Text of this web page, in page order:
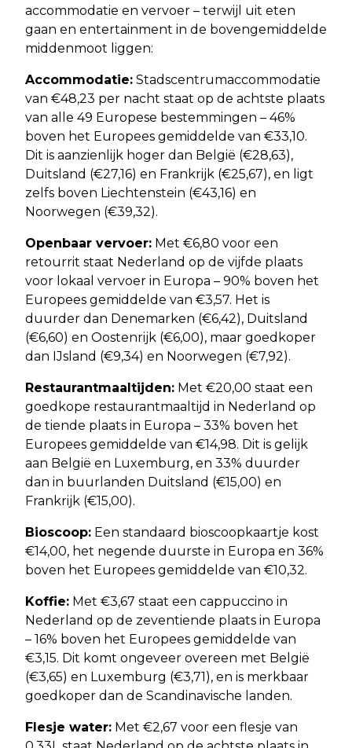
accommodatie en vervoer – terwijl uit eten
gaan en entertainment in de bovengemiddelde
middenmoot liggen:
Accommodatie: Stadscentrumaccommodatie
van €48,23 per nacht staat op de achtste plaats
van alle 49 Europese bestemmingen – 46%
boven het Europees gemiddelde van €33,10.
Dit is aanzienlijk hoger dan België (€28,63),
Duitsland (€27,16) en Frankrijk (€25,67), en ligt
zelfs boven Liechtenstein (€43,16) en
Noorwegen (€39,32).
Openbaar vervoer: Met €6,80 voor een
retourrit staat Nederland op de vijfde plaats
voor lokaal vervoer in Europa – 90% boven het
Europees gemiddelde van €3,57. Het is
duurder dan Denemarken (€6,42), Duitsland
(€6,60) en Oostenrijk (€6,00), maar goedkoper
dan IJsland (€9,34) en Noorwegen (€7,92).
Restaurantmaaltijden: Met €20,00 staat een
goedkope restaurantmaaltijd in Nederland op
de tiende plaats in Europa – 33% boven het
Europees gemiddelde van €14,98. Dit is gelijk
aan België en Luxemburg, en 33% duurder
dan in buurlanden Duitsland (€15,00) en
Frankrijk (€15,00).
Bioscoop: Een standaard bioscoopkaartje kost
€14,00, het negende duurste in Europa en 36%
boven het Europees gemiddelde van €10,32.
Koffie: Met €3,67 staat een cappuccino in
Nederland op de zeventiende plaats in Europa
– 16% boven het Europees gemiddelde van
€3,15. Dit komt ongeveer overeen met België
(€3,65) en Luxemburg (€3,71), en is merkbaar
goedkoper dan de Scandinavische landen.
Flesje water: Met €2,67 voor een flesje van